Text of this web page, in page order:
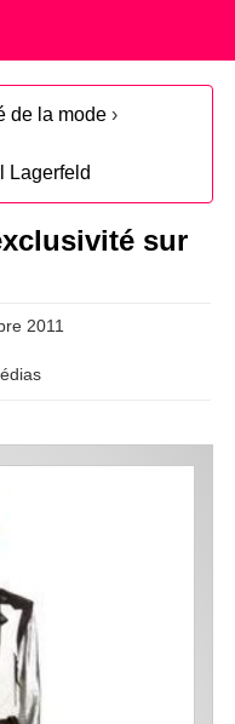
de la mode ›
Lagerfeld
sur
2011